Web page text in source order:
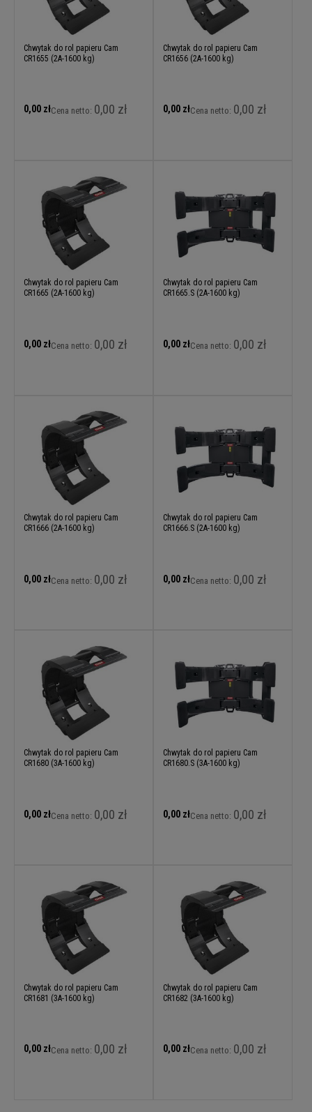
Chwytak do rol papieru Cam
CR1655 (2A-1600 kg)
0,00 złCena netto: 0,00 zł
Chwytak do rol papieru Cam
CR1656 (2A-1600 kg)
0,00 złCena netto: 0,00 zł
Chwytak do rol papieru Cam
CR1665 (2A-1600 kg)
0,00 złCena netto: 0,00 zł
Chwytak do rol papieru Cam
CR1665.S (2A-1600 kg)
0,00 złCena netto: 0,00 zł
Chwytak do rol papieru Cam
CR1666 (2A-1600 kg)
0,00 złCena netto: 0,00 zł
Chwytak do rol papieru Cam
CR1666.S (2A-1600 kg)
0,00 złCena netto: 0,00 zł
Chwytak do rol papieru Cam
CR1680 (3A-1600 kg)
0,00 złCena netto: 0,00 zł
Chwytak do rol papieru Cam
CR1680.S (3A-1600 kg)
0,00 złCena netto: 0,00 zł
Chwytak do rol papieru Cam
CR1681 (3A-1600 kg)
0,00 złCena netto: 0,00 zł
Chwytak do rol papieru Cam
CR1682 (3A-1600 kg)
0,00 złCena netto: 0,00 zł